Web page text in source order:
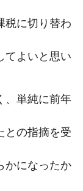
税に切り替わ
てよいと思い
、単純に前年
との指摘を受
かになったか